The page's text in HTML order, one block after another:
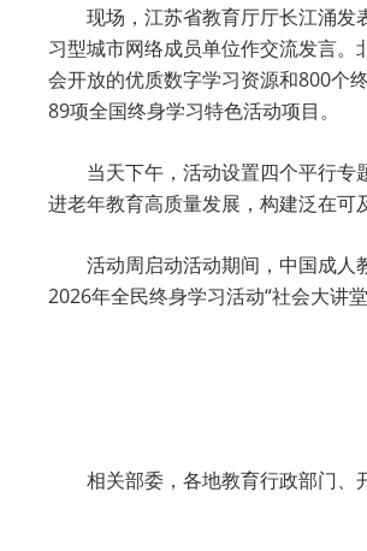
现场，江苏省教育厅厅长江涌发
习型城市网络成员单位作交流发言
会开放的优质数字学习资源和800个
89项全国终身学习特色活动项目。
当天下午，活动设置四个平行专题
进老年教育高质量发展，构建泛在
活动周启动活动期间，中国成人
2026年全民终身学习活动“社会大讲
相关部委，各地教育行政部门、开